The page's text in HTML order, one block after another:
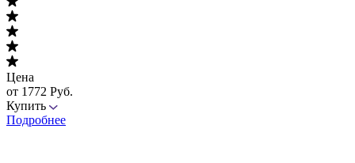
Цена
от 1772 Руб.
Купить
Подробнее